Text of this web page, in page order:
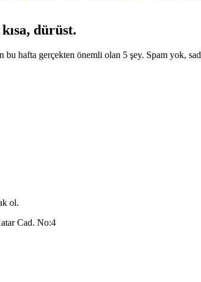
dürüst.
bu hafta gerçekten önemli olan 5 şey. Spam yok,
ol.
Cad. No:4